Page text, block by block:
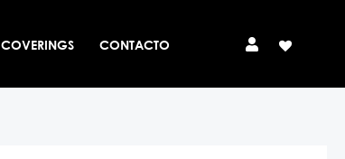
COVERINGS CONTACTO